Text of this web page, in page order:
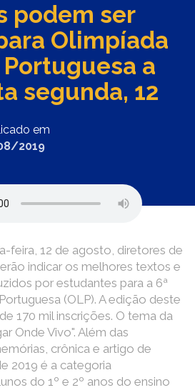
podem ser
Olimpíada
a
segunda, 12
em
2019
feira, 12 de agosto, diretores de
indicar os melhores textos e
por estudantes para a 6ª
(OLP). A edição deste
170 mil inscrições. O tema da
Onde Vivo". Além das
crônica e artigo de
2019 é a categoria
do 1º e 2º anos do ensino